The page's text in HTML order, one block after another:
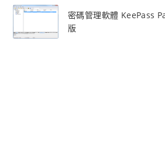
密碼管理軟體 KeePass
版